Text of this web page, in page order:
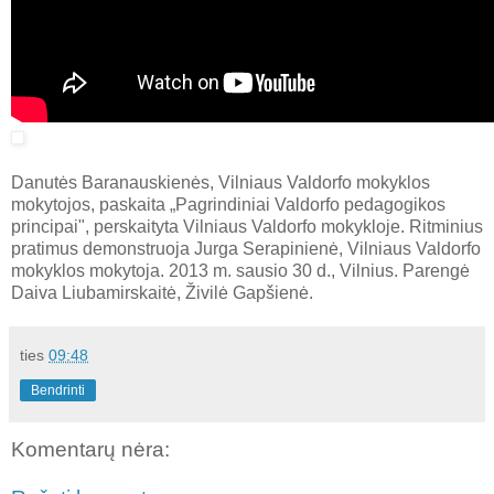
Danutės Baranauskienės, Vilniaus Valdorfo mokyklos
mokytojos, paskaita „Pagrindiniai Valdorfo pedagogikos
principai", perskaityta Vilniaus Valdorfo mokykloje. Ritminius
pratimus demonstruoja Jurga Serapinienė, Vilniaus Valdorfo
mokyklos mokytoja. 2013 m. sausio 30 d., Vilnius. Parengė
Daiva Liubamirskaitė, Živilė Gapšienė.
ties 09:48
Bendrinti
Komentarų nėra: